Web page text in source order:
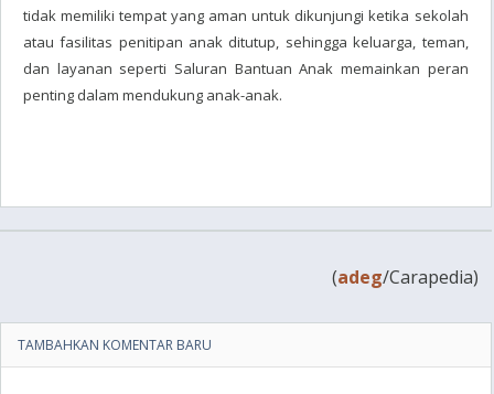
tidak memiliki tempat yang aman untuk dikunjungi ketika sekolah
atau fasilitas penitipan anak ditutup, sehingga keluarga, teman,
dan layanan seperti Saluran Bantuan Anak memainkan peran
penting dalam mendukung anak-anak.
(adeg/Carapedia)
TAMBAHKAN KOMENTAR BARU